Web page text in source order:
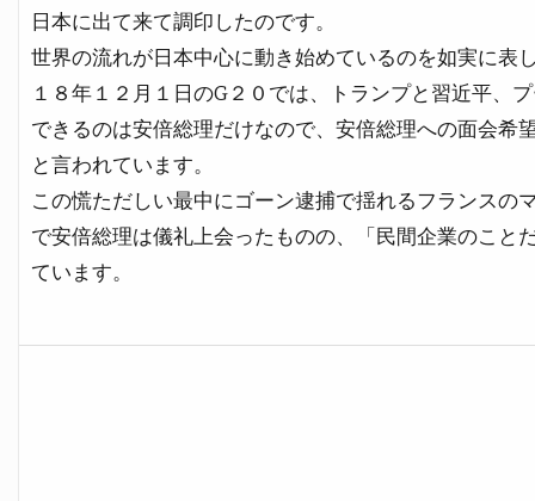
日本に出て来て調印したのです。
世界の流れが日本中心に動き始めているのを如実に表
１８年１２月１日のG２０では、トランプと習近平、
できるのは安倍総理だけなので、安倍総理への面会希
と言われています。
この慌ただしい最中にゴーン逮捕で揺れるフランスの
で安倍総理は儀礼上会ったものの、「民間企業のこと
ています。